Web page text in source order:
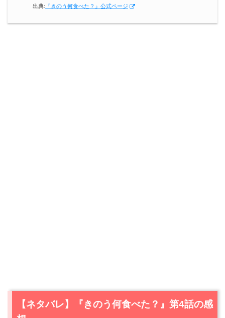
出典: 『きのう何食べた？』公式ページ
【ネタバレ】『きのう何食べた？』第4話の感